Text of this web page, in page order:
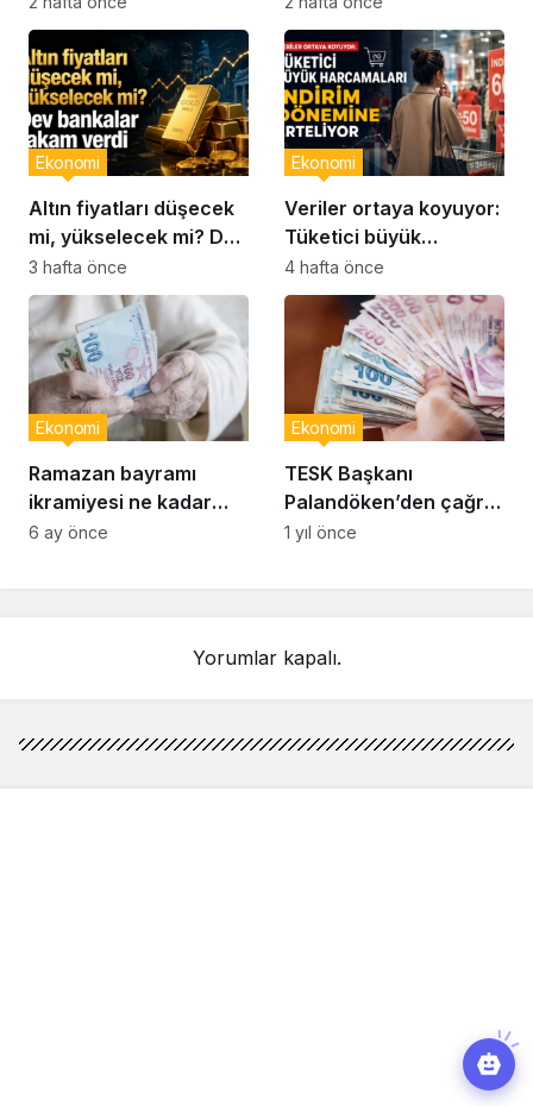
analizleri
Altın fiyatları düşecek
mi, yükselecek mi? Dev
bankalar rakam verdi…
Ekonomi
3 hafta önce
Veriler ortaya koyuyor:
Tüketici büyük
harcamaları indirim
dönemine erteliyor
Ekonomi
4 hafta önce
Ramazan bayramı
ikramiyesi ne kadar
olacak? Emekli bayram
Ekonomi
6 ay önce
TESK Başkanı
Palandöken’den çağrı:
‘Daha fazla
Ekonomi
1 yıl önce
Yorumlar kapalı.